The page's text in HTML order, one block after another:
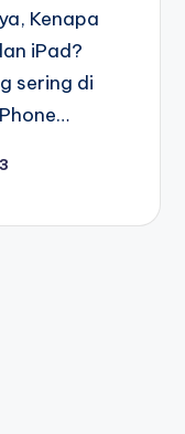
Kenapa
iPad?
sering di